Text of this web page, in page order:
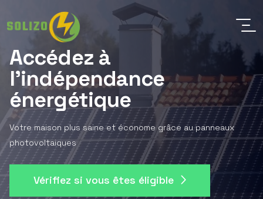
Accédez à
l'indépendance
énergétique
Votre maison plus saine et économe grâce au panneaux
photovoltaiques
Vérifiez si vous êtes éligible